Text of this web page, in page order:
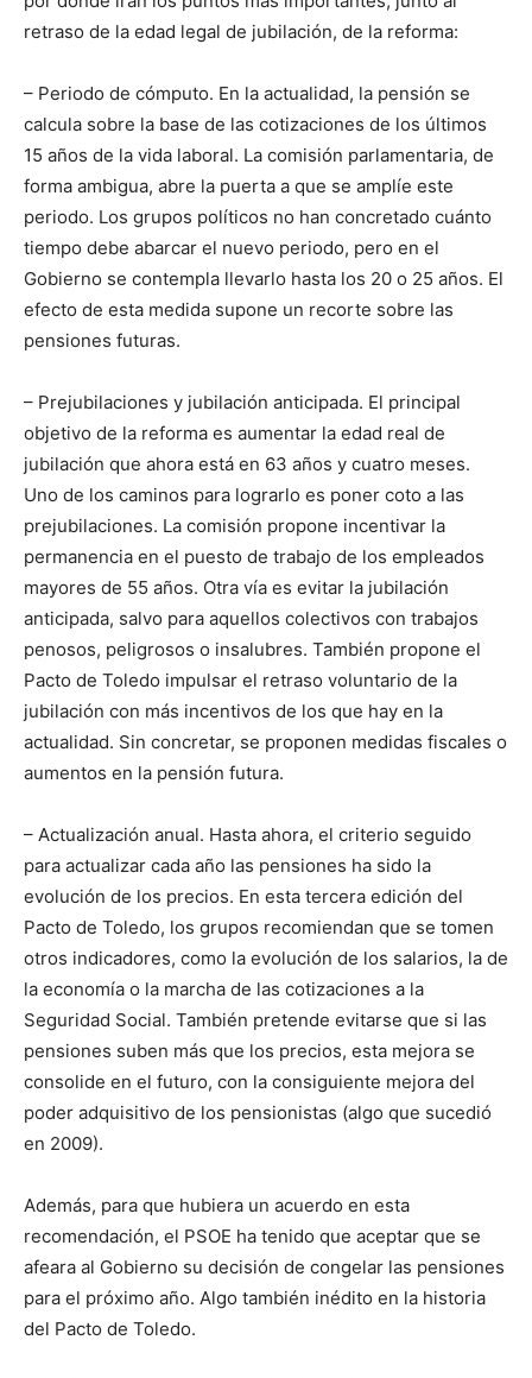
retraso de la edad legal de jubilación, de la reforma:
– Periodo de cómputo. En la actualidad, la pensión se
calcula sobre la base de las cotizaciones de los últimos
15 años de la vida laboral. La comisión parlamentaria, de
forma ambigua, abre la puerta a que se amplíe este
periodo. Los grupos políticos no han concretado cuánto
tiempo debe abarcar el nuevo periodo, pero en el
Gobierno se contempla llevarlo hasta los 20 o 25 años. El
efecto de esta medida supone un recorte sobre las
pensiones futuras.
– Prejubilaciones y jubilación anticipada. El principal
objetivo de la reforma es aumentar la edad real de
jubilación que ahora está en 63 años y cuatro meses.
Uno de los caminos para lograrlo es poner coto a las
prejubilaciones. La comisión propone incentivar la
permanencia en el puesto de trabajo de los empleados
mayores de 55 años. Otra vía es evitar la jubilación
anticipada, salvo para aquellos colectivos con trabajos
penosos, peligrosos o insalubres. También propone el
Pacto de Toledo impulsar el retraso voluntario de la
jubilación con más incentivos de los que hay en la
actualidad. Sin concretar, se proponen medidas fiscales o
aumentos en la pensión futura.
– Actualización anual. Hasta ahora, el criterio seguido
para actualizar cada año las pensiones ha sido la
evolución de los precios. En esta tercera edición del
Pacto de Toledo, los grupos recomiendan que se tomen
otros indicadores, como la evolución de los salarios, la de
la economía o la marcha de las cotizaciones a la
Seguridad Social. También pretende evitarse que si las
pensiones suben más que los precios, esta mejora se
consolide en el futuro, con la consiguiente mejora del
poder adquisitivo de los pensionistas (algo que sucedió
en 2009).
Además, para que hubiera un acuerdo en esta
recomendación, el PSOE ha tenido que aceptar que se
afeara al Gobierno su decisión de congelar las pensiones
para el próximo año. Algo también inédito en la historia
del Pacto de Toledo.